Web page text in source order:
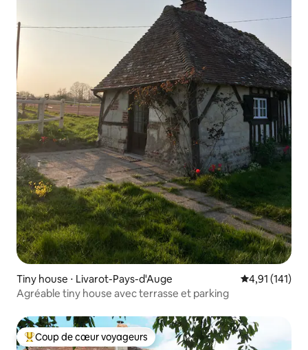
Tiny house ⋅ Livarot-Pays-d'Auge Évaluation
4,91 (141)
Agréable tiny house avec terrasse et parking
Coups de cœur voyageurs les plus appréciés
Coup de cœur voyageurs